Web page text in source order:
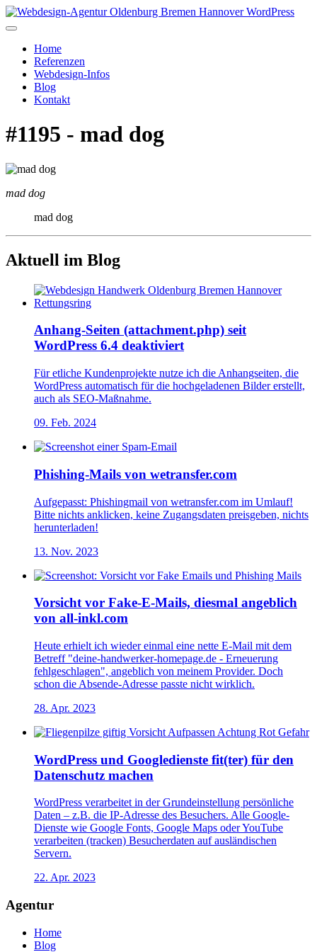
Home
Referenzen
Webdesign-Infos
Blog
Kontakt
#1195 - mad dog
mad dog
mad dog
Aktuell im Blog
Anhang-Seiten (attachment.php) seit
WordPress 6.4 deaktiviert
Für etliche Kundenprojekte nutze ich die Anhangseiten, die
WordPress automatisch für die hochgeladenen Bilder erstellt,
auch als SEO-Maßnahme.
09. Feb. 2024
Phishing-Mails von wetransfer.com
Aufgepasst: Phishingmail von wetransfer.com im Umlauf!
Bitte nichts anklicken, keine Zugangsdaten preisgeben, nichts
herunterladen!
13. Nov. 2023
Vorsicht vor Fake-E-Mails, diesmal angeblich
von all-inkl.com
Heute erhielt ich wieder einmal eine nette E-Mail mit dem
Betreff "deine-handwerker-homepage.de - Erneuerung
fehlgeschlagen", angeblich von meinem Provider. Doch
schon die Absende-Adresse passte nicht wirklich.
28. Apr. 2023
WordPress und Googledienste fit(ter) für den
Datenschutz machen
WordPress verarbeitet in der Grundeinstellung persönliche
Daten – z.B. die IP-Adresse des Besuchers. Alle Google-
Dienste wie Google Fonts, Google Maps oder YouTube
verarbeiten (tracken) Besucherdaten auf ausländischen
Servern.
22. Apr. 2023
Agentur
Home
Blog